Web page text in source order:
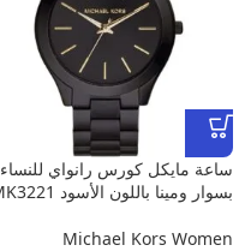
ساعة مايكل كورس رانواي للنساء
بسوار ومينا باللون الأسود MK3221
Michael Kors Women